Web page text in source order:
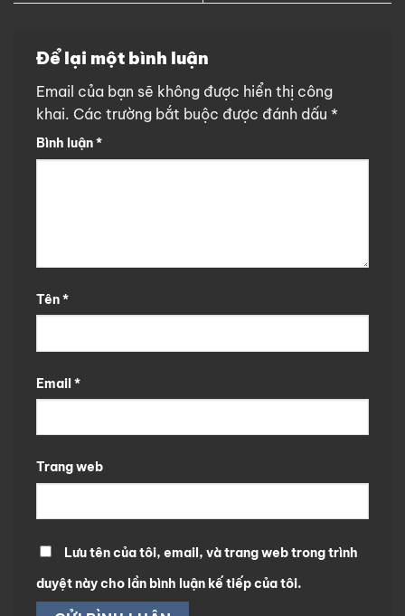
Để lại một bình luận
Email của bạn sẽ không được hiển thị công
khai. Các trường bắt buộc được đánh dấu *
Bình luận*
Tên*
Email *
Trang web
Lưu tên của tôi, email, và trang web trong trình
duyệt này cho lần bình luận kế tiếp của tôi.